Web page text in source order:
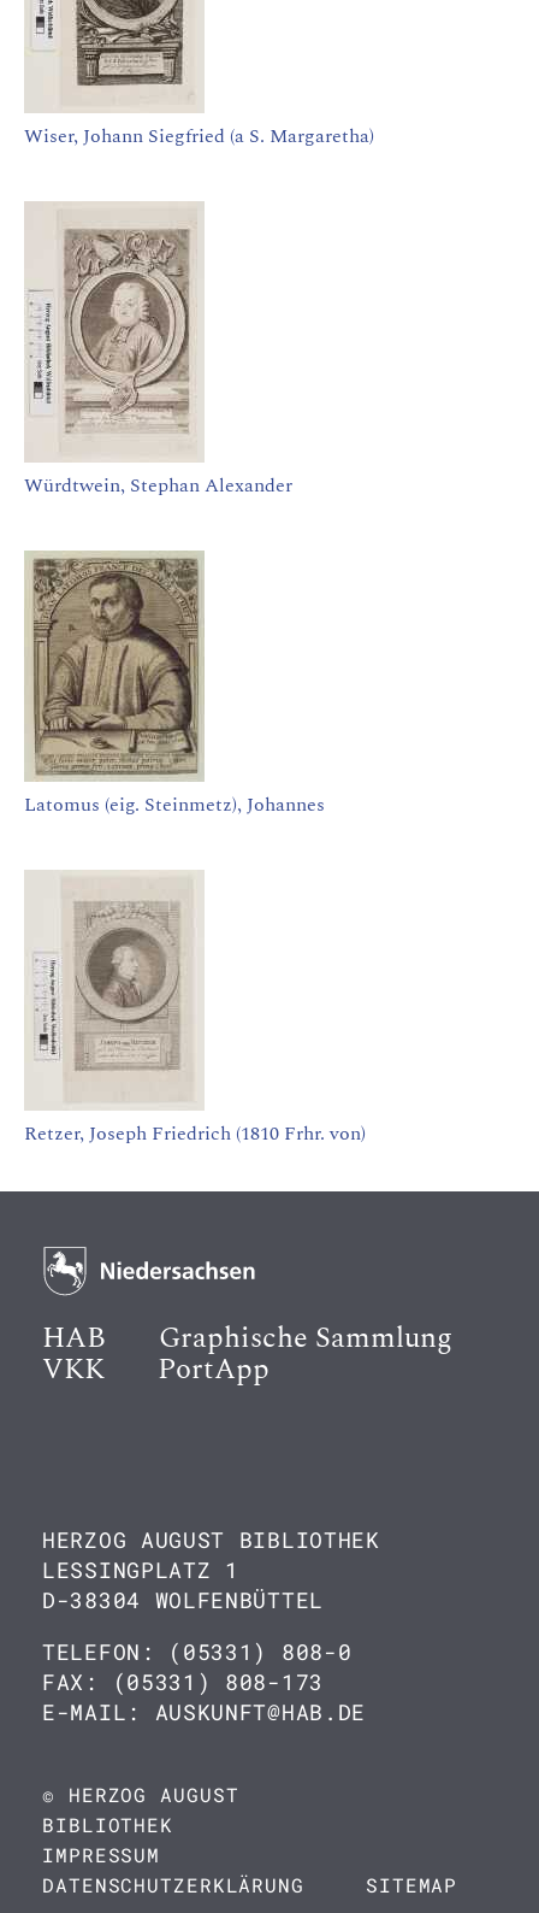
Wiser, Johann Siegfried (a S. Margaretha)
Würdtwein, Stephan Alexander
Latomus (eig. Steinmetz), Johannes
Retzer, Joseph Friedrich (1810 Frhr. von)
HAB Graphische Sammlung
VKK PortApp
HERZOG AUGUST BIBLIOTHEK
LESSINGPLATZ 1
D-38304 WOLFENBÜTTEL
TELEFON: (05331) 808-0
FAX: (05331) 808-173
E-MAIL: AUSKUNFT@HAB.DE
© HERZOG AUGUST
BIBLIOTHEK
IMPRESSUM
DATENSCHUTZERKLÄRUNG
SITEMAP